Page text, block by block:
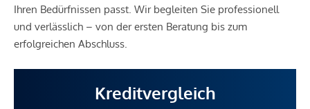
Ihren Bedürfnissen passt. Wir begleiten Sie professionell
und verlässlich – von der ersten Beratung bis zum
erfolgreichen Abschluss.
Kreditvergleich